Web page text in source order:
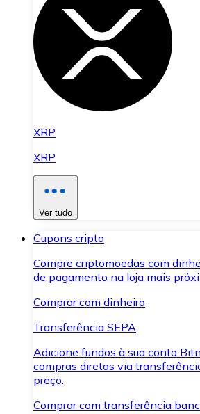
XRP
XRP
Ver tudo
Cupons cripto
Compre criptomoedas com
de pagamento na loja mais
Comprar com dinheiro
Transferência SEPA
Adicione fundos à sua conta
compras diretas via
preço.
Comprar com transferência